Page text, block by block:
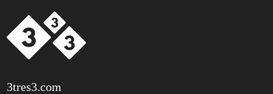
3tres3.com